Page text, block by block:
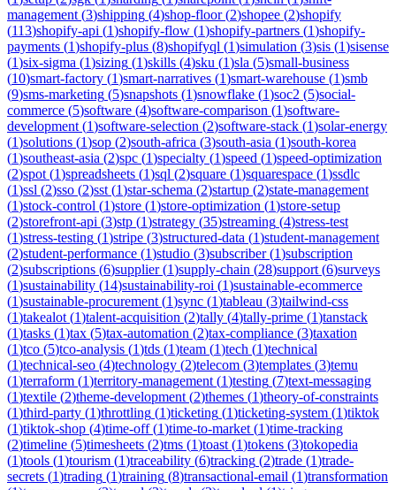
management (3)shipping (4)shop-floor(2)shopee (2)shopify
(113)shopify-api (1)shopify-flow (1)shopify-partners (1)shopify-
payments (1)shopify-plus (8)shopifyql (1)simulation (3)sis (1)sisense
(1)six-sigma (1)sizing (1)skills (4)sku (1)sla (5)small-business
(10)smart-factory (1)smart-narratives (1)smart-warehouse (1)smb
(9)sms-marketing (5)snapshots (1)snowflake (1)soc2 (5)social-
commerce (5)software (4)software-comparison (1)software-
development (1)software-selection (2)software-stack (1)solar-energy
(1)solutions (1)sop (2)south-africa (3)south-asia (1)south-korea
(1)southeast-asia (2)spc (1)specialty (1)speed (1)speed-optimization
(2)spot (1)spreadsheets (1)sql (2)square (1)squarespace (1)ssdlc
(1)ssl (2)sso (2)sst (1)star-schema (2)startup (2)state-management
(1)stock-control (1)store (1)store-optimization (1)store-setup
(2)storefront-api (3)stp (1)strategy (35)streaming (4)stress-test
(1)stress-testing (1)stripe (3)structured-data (1)student-management
(2)student-performance (1)studio (3)subscriber(1)subscription
(2)subscriptions (6)supplier(1)supply-chain (28)support (6)surveys
(1)sustainability (14)sustainability-roi (1)sustainable-ecommerce
(1)sustainable-procurement (1)sync (1)tableau (3)tailwind-css
(1)takealot (1)talent-acquisition (2)tally (4)tally-prime (1)tanstack
(1)tasks (1)tax (5)tax-automation (2)tax-compliance (3)taxation
(1)tco (5)tco-analysis (1)tds (1)team (1)tech (1)technical
(1)technical-seo (4)technology (2)telecom (3)templates (3)temu
(1)terraform (1)territory-management (1)testing (7)text-messaging
(1)textile (2)theme-development (2)themes (1)theory-of-constraints
(1)third-party (1)throttling (1)ticketing (1)ticketing-system (1)tiktok
(1)tiktok-shop (4)time-off(1)time-to-market (1)time-tracking
(2)timeline (5)timesheets (2)tms (1)toast (1)tokens (3)tokopedia
(1)tools (1)tourism (1)traceability (6)tracking (2)trade (1)trade-
secrets (1)trading (1)training (8)transactional-email (1)transformation